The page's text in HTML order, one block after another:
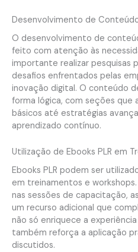
Desenvolvimento de Conteúdo
O desenvolvimento de
feito com atenção às
importante realizar pesquisas
desafios enfrentados pelas
inovação digital. O conteúdo
forma lógica, com seções
básicos até estratégias
aprendizado contínuo.
Utilização de Ebooks PLR em
Ebooks PLR podem ser
em treinamentos e
nas sessões de capacitação,
um recurso adicional que
não só enriquece a
também reforça a aplicação
discutidos.